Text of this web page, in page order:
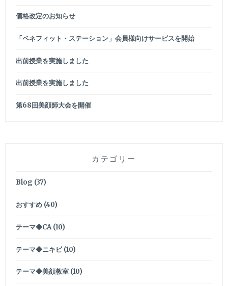
価格改定のお知らせ
「ベネフィット・ステーション」会員様向けサービスを開始
出前授業を実施しました
出前授業を実施しました
第68回美顔師大会を開催
カテゴリー
Blog (37)
おすすめ (40)
テーマ◆CA(10)
テーマ◆ニキビ(10)
テーマ◆美顔教室 (10)